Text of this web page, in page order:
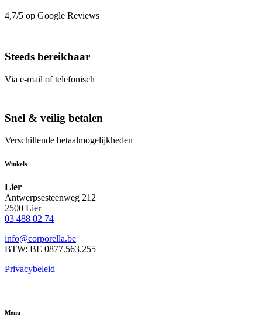
4,7/5 op Google Reviews
Steeds bereikbaar
Via e-mail of telefonisch
Snel & veilig betalen
Verschillende betaalmogelijkheden
Winkels
Lier
Antwerpsesteenweg 212
2500 Lier
03 488 02 74
info@corporella.be
BTW: BE 0877.563.255
Privacybeleid
Menu